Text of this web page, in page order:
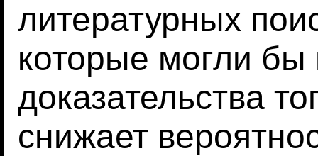
литературных
которые могли бы
доказательства
снижает